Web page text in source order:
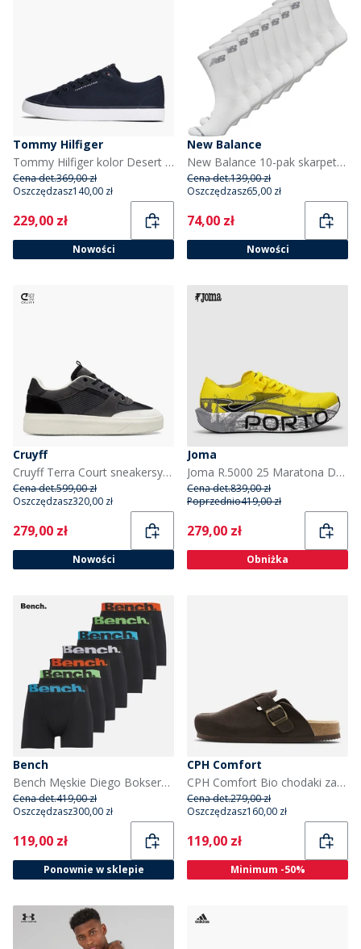
Tommy Hilfiger
Tommy Hilfiger kolor Desert Sky
Cena det.369,00 zł
Oszczędzasz140,00 zł
Current
229,00 zł
Nowości
New Balance
New Balance 10-pak skarpet crew z amortyzacją dla niego kolor biały
Cena det.139,00 zł
Oszczędzasz65,00 zł
Current
74,00 zł
Nowości
Cruyff
Cruyff Terra Court sneakersy dla niego kolor Grey/White
Cena det.599,00 zł
Oszczędzasz320,00 zł
Current
279,00 zł
Nowości
Joma
Joma R.5000 25 Maratona Do Porto Speed Neutral buty do biegania dla niego kolor Fluorescent Yellow
Cena det.839,00 zł
Poprzednio419,00 zł
Current
279,00 zł
Obniżka
Bench
Bench Męskie Diego Bokserki Czarny
Cena det.419,00 zł
Oszczędzasz300,00 zł
Current
119,00 zł
Ponownie w sklepie
CPH Comfort
CPH Comfort Bio chodaki zamszowe sandały kolor Dark Brown
Cena det.279,00 zł
Oszczędzasz160,00 zł
Current
119,00 zł
Minimum -50%